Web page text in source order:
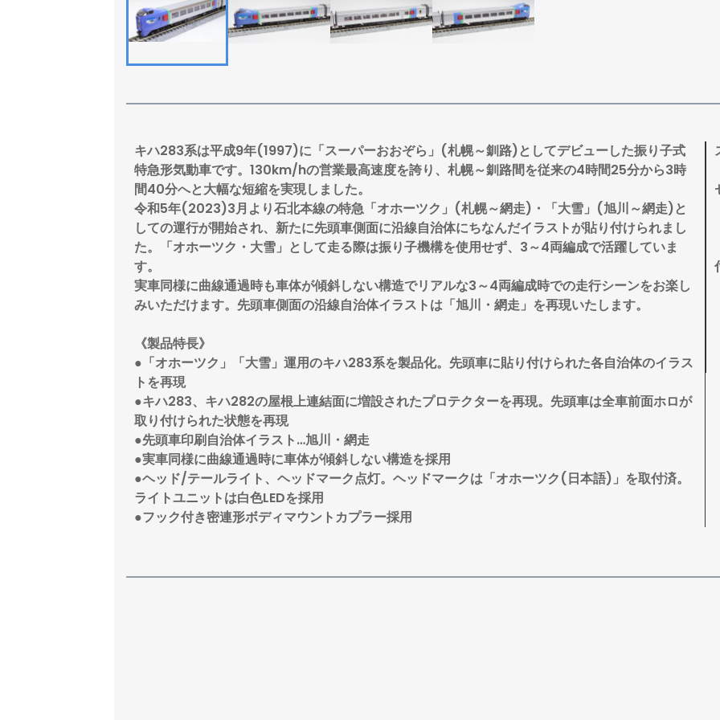
キハ283系は平成9年(1997)に「スーパーおおぞら」(札幌～釧路)としてデビューした振り子式
特急形気動車です。130km/hの営業最高速度を誇り、札幌～釧路間を従来の4時間25分から3時
間40分へと大幅な短縮を実現しました。
令和5年(2023)3月より石北本線の特急「オホーツク」(札幌～網走)・「大雪」(旭川～網走)と
しての運行が開始され、新たに先頭車側面に沿線自治体にちなんだイラストが貼り付けられまし
た。「オホーツク・大雪」として走る際は振り子機構を使用せず、3～4両編成で活躍していま
す。
実車同様に曲線通過時も車体が傾斜しない構造でリアルな3～4両編成時での走行シーンをお楽し
みいただけます。先頭車側面の沿線自治体イラストは「旭川・網走」を再現いたします。
《製品特長》
●「オホーツク」「大雪」運用のキハ283系を製品化。先頭車に貼り付けられた各自治体のイラス
トを再現
●キハ283、キハ282の屋根上連結面に増設されたプロテクターを再現。先頭車は全車前面ホロが
取り付けられた状態を再現
●先頭車印刷自治体イラスト…旭川・網走
●実車同様に曲線通過時に車体が傾斜しない構造を採用
●ヘッド/テールライト、ヘッドマーク点灯。ヘッドマークは「オホーツク(日本語)」を取付済。
ライトユニットは白色LEDを採用
●フック付き密連形ボディマウントカプラー採用